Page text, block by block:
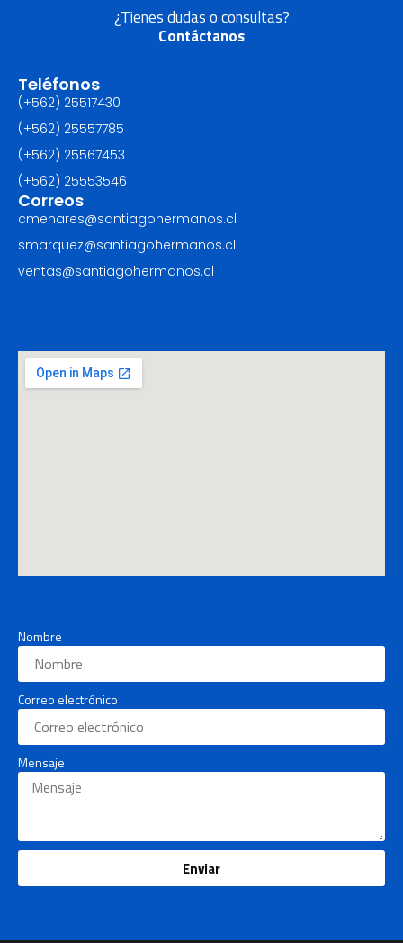
¿Tienes dudas o consultas?
Contáctanos
Teléfonos
(+562) 25517430‬
(+562) 25557785
(+562) 25567453‬
(+562) ‪25553546
Correos
cmenares@santiagohermanos.cl
smarquez@santiagohermanos.cl
ventas@santiagohermanos.cl
Nombre
Correo electrónico
Mensaje
Enviar